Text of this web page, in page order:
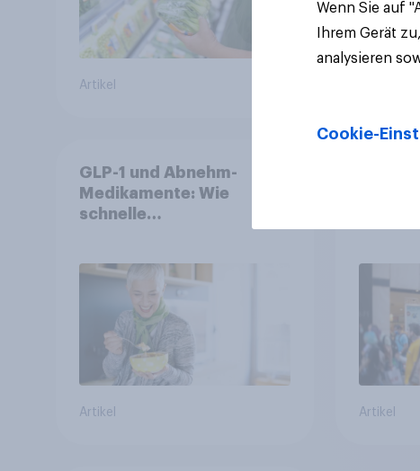
Artikel
GLP-1 und Abnehm-
Medikamente: Wie
schnelle
Gesundheitslösungen
umgestalten
Artikel Artikel
Wenn Sie auf
Ihrem Gerät
analysieren
Cookie-